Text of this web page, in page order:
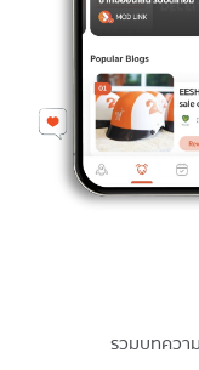
รวมบทควา